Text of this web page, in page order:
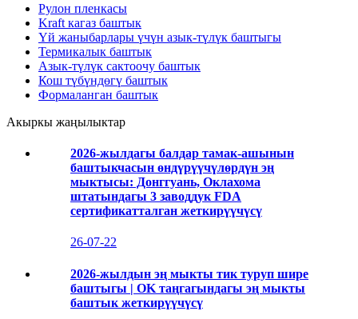
Рулон пленкасы
Kraft кагаз баштык
Үй жаныбарлары үчүн азык-түлүк баштыгы
Термикалык баштык
Азык-түлүк сактоочу баштык
Кош түбүндөгү баштык
Формаланган баштык
Акыркы жаңылыктар
2026-жылдагы балдар тамак-ашынын
баштыкчасын өндүрүүчүлөрдүн эң
мыктысы: Донггуань, Оклахома
штатындагы 3 заводдук FDA
сертификатталган жеткирүүчүсү
26-07-22
2026-жылдын эң мыкты тик туруп шире
баштыгы | OK таңгагындагы эң мыкты
баштык жеткирүүчүсү